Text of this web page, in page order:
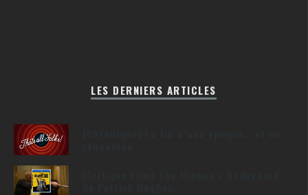
LES DERNIERS ARTICLES